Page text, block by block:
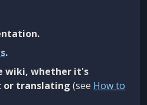
.
wiki, whether it's
or translating (see How to